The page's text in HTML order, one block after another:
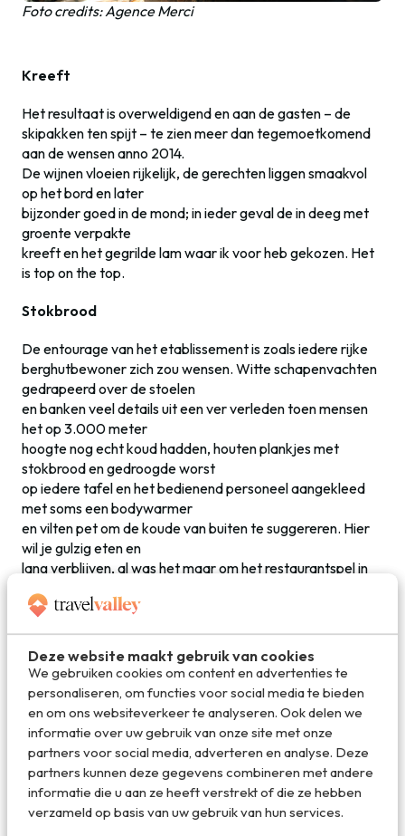
Deze website maakt gebruik van cookies
We gebruiken cookies om content en advertenties te
personaliseren, om functies voor social media te bieden
en om ons websiteverkeer te analyseren. Ook delen we
informatie over uw gebruik van onze site met onze
partners voor social media, adverteren en analyse. Deze
partners kunnen deze gegevens combineren met andere
informatie die u aan ze heeft verstrekt of die ze hebben
verzameld op basis van uw gebruik van hun services.
Foto credits: Agence Merci
Kreeft
Het resultaat is overweldigend en aan de gasten – de
skipakken ten spijt – te zien meer dan tegemoetkomend
aan de wensen anno 2014.
De wijnen vloeien rijkelijk, de gerechten liggen smaakvol
op het bord en later
bijzonder goed in de mond; in ieder geval de in deeg met
groente verpakte
kreeft en het gegrilde lam waar ik voor heb gekozen. Het
is top on the top.
Stokbrood
De entourage van het etablissement is zoals iedere rijke
berghutbewoner zich zou wensen. Witte schapenvachten
gedrapeerd over de stoelen
en banken veel details uit een ver verleden toen mensen
het op 3.000 meter
hoogte nog echt koud hadden, houten plankjes met
stokbrood en gedroogde worst
op iedere tafel en het bedienend personeel aangekleed
met soms een bodywarmer
en vilten pet om de koude van buiten te suggereren. Hier
wil je gulzig eten en
lang verblijven, al was het maar om het restaurantspel in